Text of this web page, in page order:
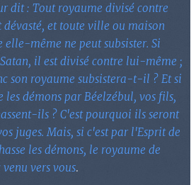
dit : Tout royaume divisé contre
et toute ville ou maison
elle-même ne peut subsister. Si
Satan, il est divisé contre lui-même ;
son royaume subsistera-t-il ? Et si
les démons par Béelzébul, vos fils,
ils ? C'est pourquoi ils seront
juges. Mais, si c'est par l'Esprit de
les démons, le royaume de
vers vous.